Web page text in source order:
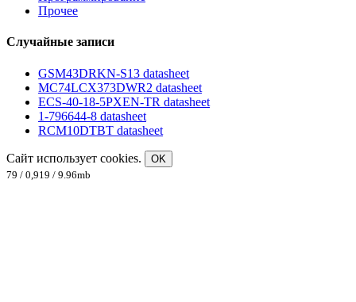
Прочее
Случайные записи
GSM43DRKN-S13 datasheet
MC74LCX373DWR2 datasheet
ECS-40-18-5PXEN-TR datasheet
1-796644-8 datasheet
RCM10DTBT datasheet
Сайт использует cookies.
OK
79 / 0,919 / 9.96mb